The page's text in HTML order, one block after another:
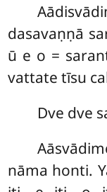
dasavaṇṇā
ū e o =
vattate tīsu
Dve dve
nāma honti.